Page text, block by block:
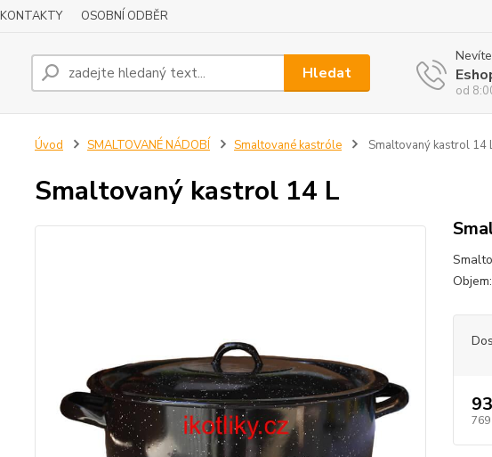
KONTAKTY OSOBNÍ ODBĚR
Hledat
od
Úvod SMALTOVANÉ NÁDOBÍ Smaltované kastróle Smaltovaný kastrol 14
Smaltovaný kastrol 14 L
769